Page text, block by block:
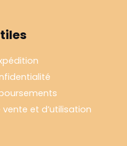
et d’utilisation